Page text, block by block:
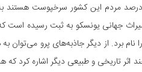
در بعضی مناطق هم زبان سرخپوستی و دیگر زبان‌های بومی به کار می‌رود. 45 درصد
و طبیعی در فهرست میراث جهانی یونسکو به ثبت
برد. از دیگر جاذبه‌های پرو می‌توان به
تاریخی و طبیعی دیگر اشاره کرد که